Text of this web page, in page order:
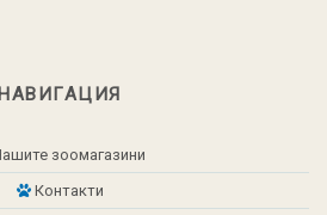
НАВИГАЦИЯ
зоомагазини
Контакти